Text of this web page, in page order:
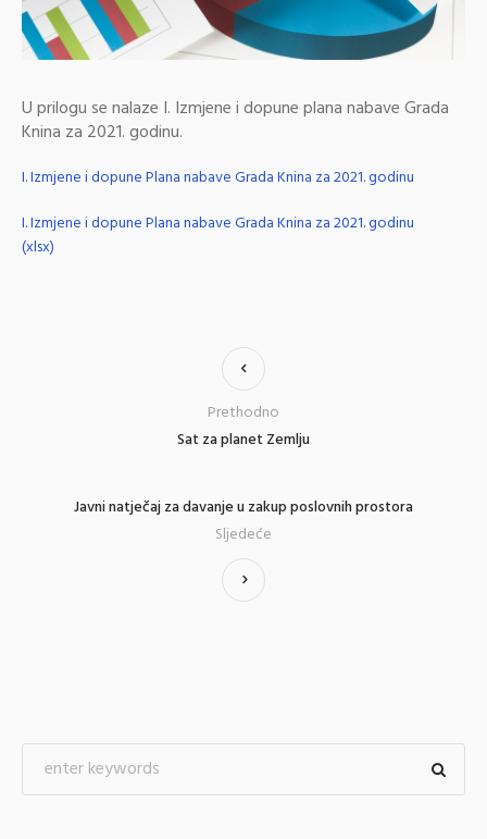
U prilogu se nalaze I. Izmjene i dopune plana nabave Grada
Knina za 2021. godinu.
I. Izmjene i dopune Plana nabave Grada Knina za 2021. godinu
I. Izmjene i dopune Plana nabave Grada Knina za 2021. godinu
(xlsx)
Sat za planet Zemlju
Prethodno
Javni natječaj za davanje u zakup poslovnih prostora
Sljedeće